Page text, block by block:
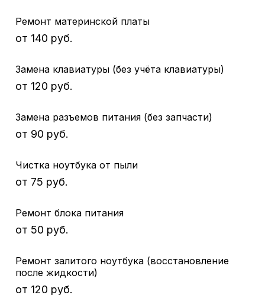
Ремонт материнской платы
от 140 руб.
Замена клавиатуры (без учёта клавиатуры)
от 120 руб.
Замена разъемов питания (без запчасти)
от 90 руб.
Чистка ноутбука от пыли
от 75 руб.
Ремонт блока питания
от 50 руб.
Ремонт залитого ноутбука (восстановление
после жидкости)
от 120 руб.